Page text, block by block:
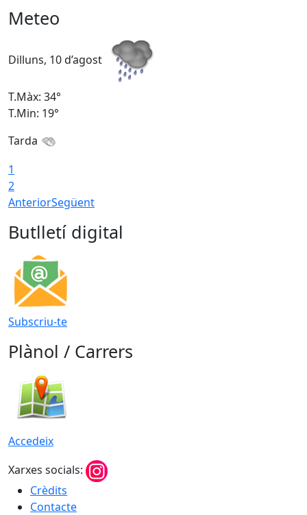
Meteo
Dilluns, 10 d’agost
T.Màx: 34°
T.Min: 19°
Tarda
1
2
AnteriorSegüent
Butlletí digital
Subscriu-te
Plànol / Carrers
Accedeix
Xarxes socials:
Crèdits
Contacte